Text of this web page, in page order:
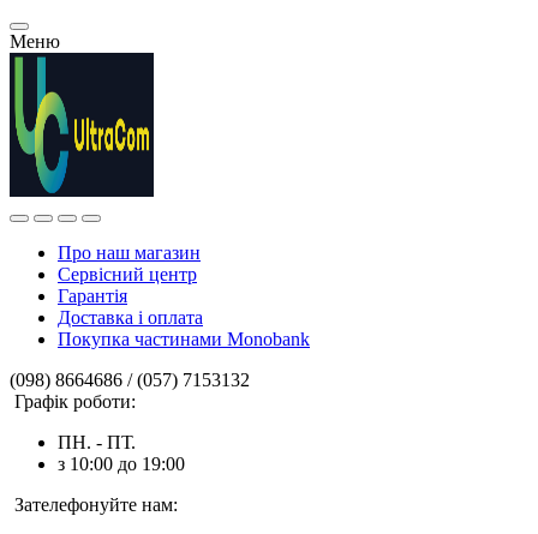
Меню
Про наш магазин
Сервісний центр
Гарантія
Доставка і оплата
Покупка частинами Monobank
(098) 8664686 / (057) 7153132
Графік роботи:
ПН. - ПТ.
з 10:00 до 19:00
Зателефонуйте нам: